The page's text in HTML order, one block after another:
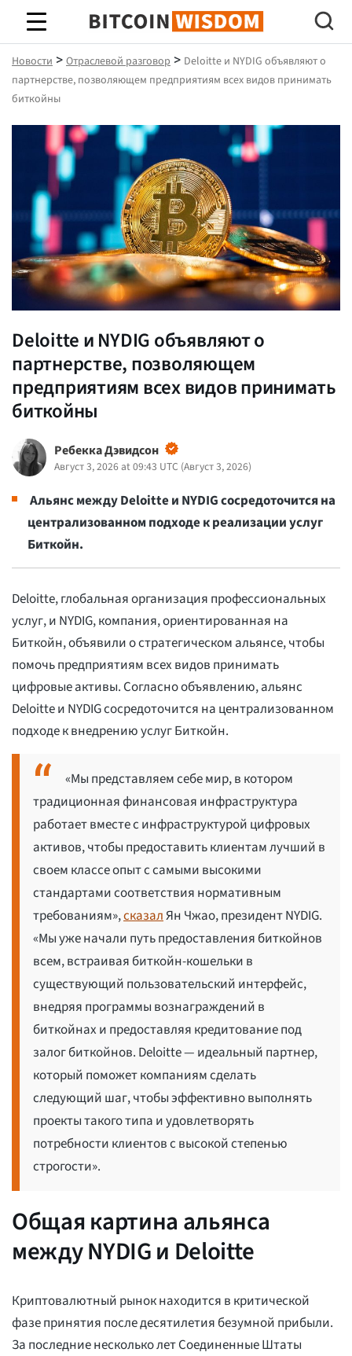
Биткойн Мудрость
Новости > Отраслевой разговор > Deloitte и NYDIG объявляют о
партнерстве, позволяющем предприятиям всех видов принимать
биткойны
Deloitte и NYDIG объявляют о
партнерстве, позволяющем
предприятиям всех видов принимать
биткойны
Ребекка Дэвидсон
Август 3, 2026 at 09:43 UTC (Август 3, 2026)
Альянс между Deloitte и NYDIG сосредоточится на
централизованном подходе к реализации услуг
Биткойн.
Deloitte, глобальная организация профессиональных
услуг, и NYDIG, компания, ориентированная на
Биткойн, объявили о стратегическом альянсе, чтобы
помочь предприятиям всех видов принимать
цифровые активы. Согласно объявлению, альянс
Deloitte и NYDIG сосредоточится на централизованном
подходе к внедрению услуг Биткойн.
«Мы представляем себе мир, в котором
традиционная финансовая инфраструктура
работает вместе с инфраструктурой цифровых
активов, чтобы предоставить клиентам лучший в
своем классе опыт с самыми высокими
стандартами соответствия нормативным
требованиям»,сказалЯн Чжао, президент NYDIG.
«Мы уже начали путь предоставления биткойнов
всем, встраивая биткойн-кошельки в
существующий пользовательский интерфейс,
внедряя программы вознаграждений в
биткойнах и предоставляя кредитование под
залог биткойнов. Deloitte — идеальный партнер,
который поможет компаниям сделать
следующий шаг, чтобы эффективно выполнять
проекты такого типа и удовлетворять
потребности клиентов с высокой степенью
строгости».
Общая картина альянса
между NYDIG и Deloitte
Криптовалютный рынок находится в критической
фазе принятия после десятилетия безумной прибыли.
За последние несколько лет Соединенные Штаты